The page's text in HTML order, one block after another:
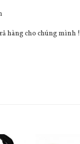
hàng cho chúng mình !